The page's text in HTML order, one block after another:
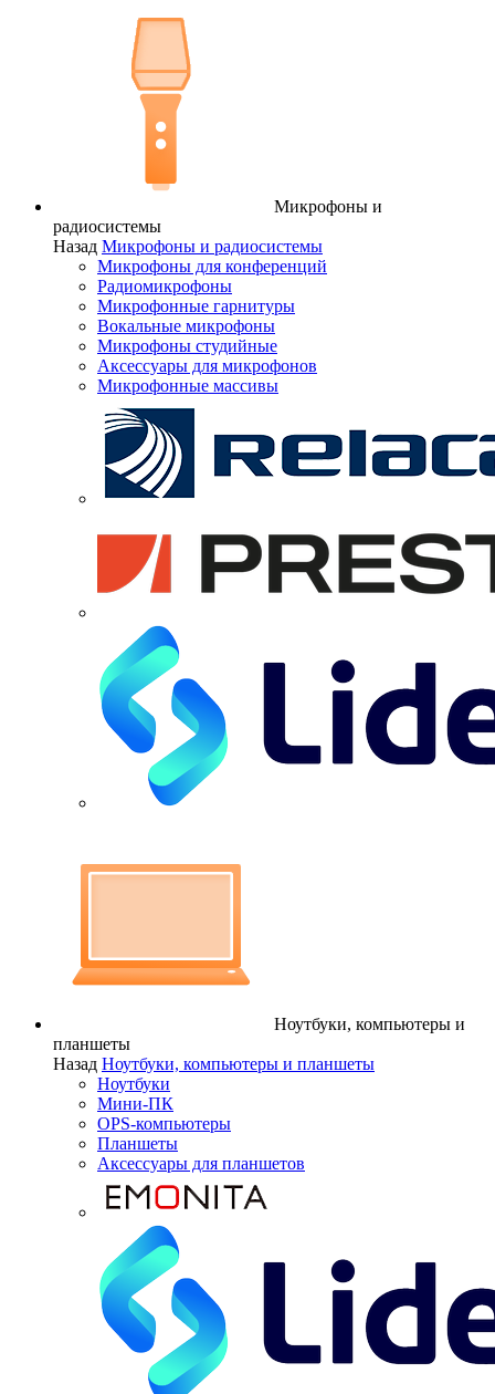
Микрофоны и
радиосистемы
Назад Микрофоны и радиосистемы
Микрофоны для конференций
Радиомикрофоны
Микрофонные гарнитуры
Вокальные микрофоны
Микрофоны студийные
Аксессуары для микрофонов
Микрофонные массивы
Ноутбуки, компьютеры и
планшеты
Назад Ноутбуки, компьютеры и планшеты
Ноутбуки
Мини-ПК
OPS-компьютеры
Планшеты
Аксессуары для планшетов